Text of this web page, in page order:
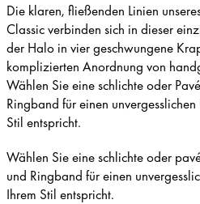
Die klaren, fließenden Linien
Classic verbinden sich in dieser
der Halo in vier geschwungene
komplizierten Anordnung von
Wählen Sie eine schlichte oder
Ringband für einen
Stil entspricht.
Wählen Sie eine schlichte oder
und Ringband für einen
Ihrem Stil entspricht.